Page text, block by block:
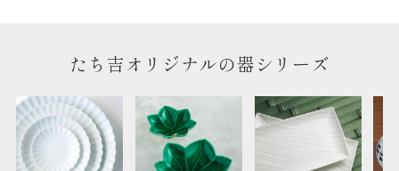
たち吉オリジナルの器シリーズ